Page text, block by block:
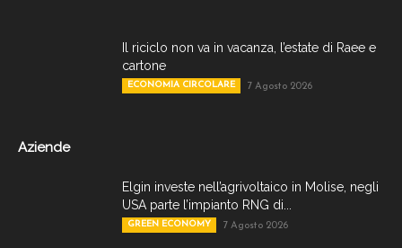
Il riciclo non va in vacanza, l’estate di Raee e
cartone
ECONOMIA CIRCOLARE 7 Agosto 2026
Aziende
Elgin investe nell’agrivoltaico in Molise, negli
USA parte l’impianto RNG di...
GREEN ECONOMY 7 Agosto 2026